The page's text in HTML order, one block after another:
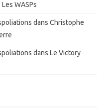
WASPs
dans Christophe
dans Le Victory